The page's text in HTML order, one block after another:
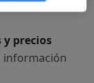
precios
información